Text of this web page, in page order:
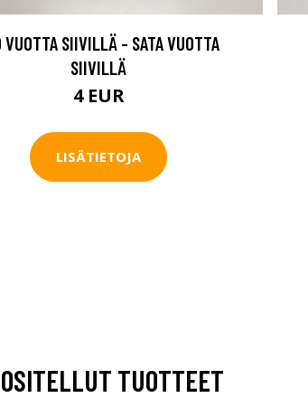
VUOTTA SIIVILLÄ - SATA VUOTTA
SIIVILLÄ
4 EUR
LISÄTIETOJA
TUOTTEET